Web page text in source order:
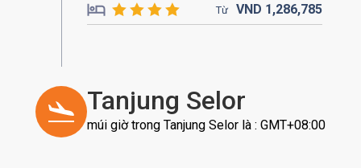
Từ VND 1,286,785
Tanjung Selor
múi giờ trong Tanjung Selor là : GMT+08:00